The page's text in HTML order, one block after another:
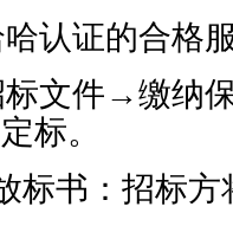
认证的合格
标文件→缴纳
标。
标书：招标